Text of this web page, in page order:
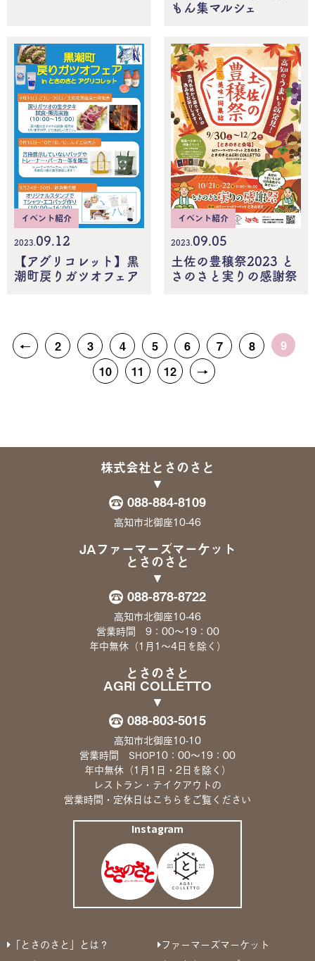
もん集マルシェ
イベント紹介
2023. 09.12
【アグリコレット】黒
潮町戻りガツオフェア
イベント紹介
2023. 09.05
土佐の豊穣祭2023 と
さのさと実りの感謝祭
← 2 3 4 5 6 7 8
9
10
11 12 →
株式会社とさのさと
088-884-8109
高知市北御座10-46
JAファーマーズマーケット
とさのさと
088-878-8722
高知市北御座10-46
営業時間 9：00〜19：00
年中無休（1月1〜4日を除く）
とさのさと
AGRI COLLETTO
088-803-5015
高知市北御座10-10
営業時間 SHOP10：00〜19：00
年中無休（1月1日・2日を除く）
レストラン・テイクアウトの
営業時間・定休日はこちら をご覧ください
Instagram
「とさのさと」とは？
ファーマーズマーケット